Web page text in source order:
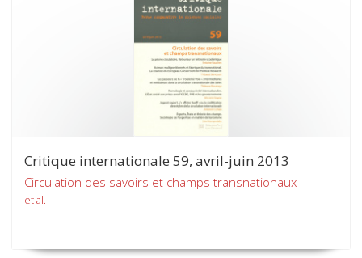
Critique internationale 59, avril-juin 2013
Circulation des savoirs et champs transnationaux
et al.